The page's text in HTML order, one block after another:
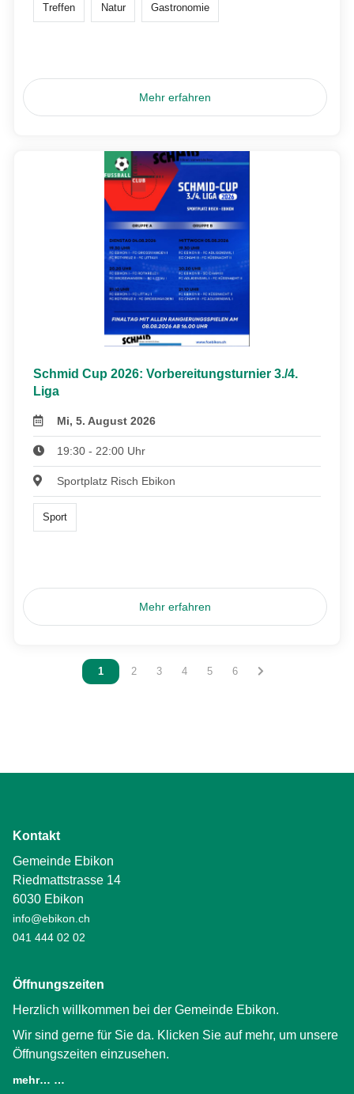
Treffen Natur Gastronomie
Mehr erfahren
Schmid Cup 2026: Vorbereitungsturnier 3./4.
Liga
Mi, 5. August 2026
19:30 - 22:00 Uhr
Sportplatz Risch Ebikon
Sport
Mehr erfahren
Vous êtes sur la page
1 Vous êtes sur la page
2 Vous êtes sur la page
3 Vous êtes sur la page
4 Vous êtes sur la page
5 Vous êtes sur la page
6
Kontakt
Gemeinde Ebikon
Riedmattstrasse 14
6030 Ebikon
info@ebikon.ch
041 444 02 02
Öffnungszeiten
Herzlich willkommen bei der Gemeinde Ebikon.
Wir sind gerne für Sie da. Klicken Sie auf mehr, um unsere
Öffnungszeiten einzusehen.
mehr… …